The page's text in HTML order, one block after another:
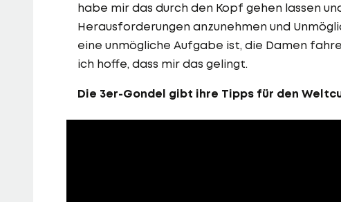
habe mir das durch den Kopf gehen lassen
Herausforderungen anzunehmen und
eine unmögliche Aufgabe ist, die Damen
ich hoffe, dass mir das gelingt.
Die 3er-Gondel gibt ihre Tipps für den